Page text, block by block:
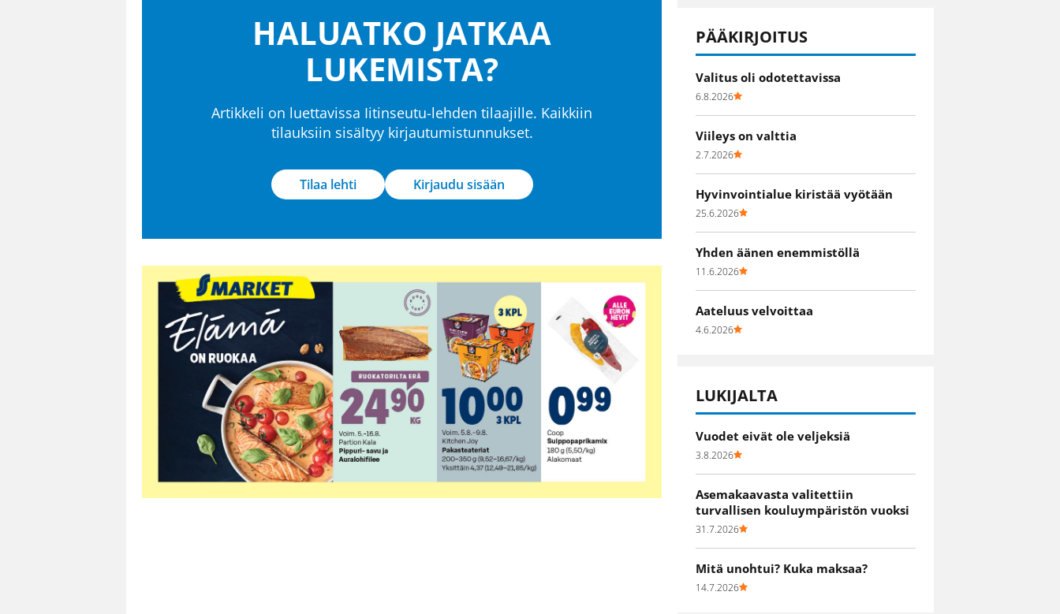
HALUATKO JATKAA
LUKEMISTA?
Artikkeli on luettavissa Iitinseutu-lehden tilaajille. Kaikkiin
tilauksiin sisältyy kirjautumistunnukset.
Tilaa lehti Kirjaudu sisään
PÄÄKIRJOITUS
Valitus oli odotettavissa
6.8.2026
Viileys on valttia
2.7.2026
Hyvinvointialue kiristää vyötään
25.6.2026
Yhden äänen enemmistöllä
11.6.2026
Aateluus velvoittaa
4.6.2026
LUKIJALTA
Vuodet eivät ole veljeksiä
3.8.2026
Asemakaavasta valitettiin
turvallisen kouluympäristön vuoksi
31.7.2026
Mitä unohtui? Kuka maksaa?
14.7.2026